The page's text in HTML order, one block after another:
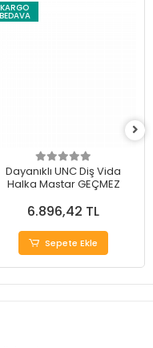
KARGO
BEDAVA
Dayanıklı UNC Diş Vida
Halka Mastar GEÇMEZ
6.896,42 TL
Sepete Ekle